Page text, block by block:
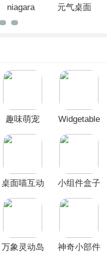
niagara
launcher最
元气桌面
趣味萌宠
Widgetable
桌面喵互动
小组件盒子
万象灵动岛
神奇小部件